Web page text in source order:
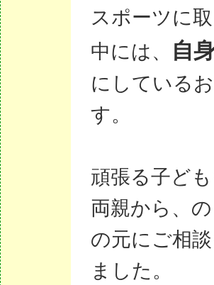
スポーツに
中には、
自
にしている
す。
頑張る子ど
両親から、
の元にご相
ました。